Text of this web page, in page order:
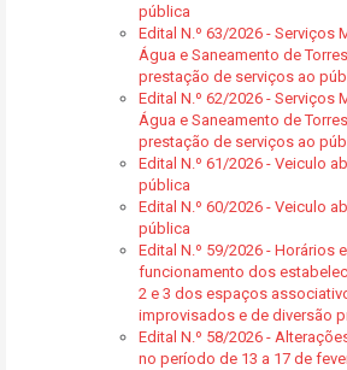
pública
Edital N.º 63/2026 - Serviços
Água e Saneamento de
prestação de serviços ao
Edital N.º 62/2026 - Serviços
Água e Saneamento de
prestação de serviços ao
Edital N.º 61/2026 - Veiculo
pública
Edital N.º 60/2026 - Veiculo
pública
Edital N.º 59/2026 - Horários
funcionamento dos
2 e 3 dos espaços
improvisados e de diversão
Edital N.º 58/2026 -
no período de 13 a 17 de